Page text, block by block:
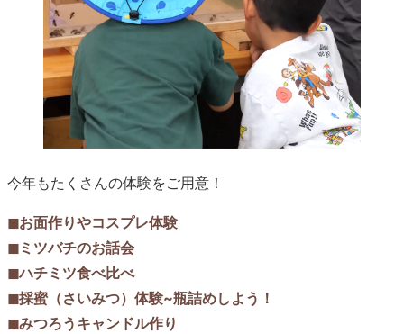
今年もたくさんの体験をご用意！
◼︎お面作りやコスプレ体験
◼︎ミツバチのお話会
◼︎ハチミツ食べ比べ
◼︎採蜜（さいみつ）体験~瓶詰めしよう！
◼︎みつろうキャンドル作り